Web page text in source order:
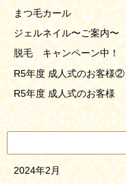
まつ毛カール
ジェルネイル〜ご案内〜
脱毛 キャンペーン中！
R5年度 成人式のお客様②
R5年度 成人式のお客様
2024年2月